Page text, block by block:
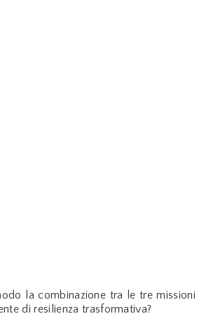
la combinazione tra le tre missioni
di resilienza trasformativa?